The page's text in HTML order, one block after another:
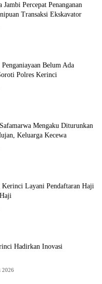
Percepat Penanganan
Transaksi Ekskavator
Belum Ada
Polres Kerinci
Mengaku Diturunkan
Keluarga Kecewa
Kerinci Layani Pendaftaran Haji
Hadirkan Inovasi
2026